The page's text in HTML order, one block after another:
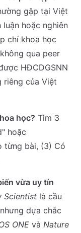
gặp tại Việt
hoặc nghiên
chí khoa học
qua peer
HĐCDGSNN
riêng của Việt
học? Tìm 3
hoặc
từng bài, (3) Có
vừa uy tín
Scientist là cầu
dựa chắc
ONE và Nature